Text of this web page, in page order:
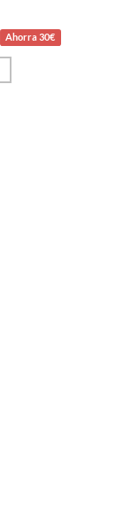
Ahorra 30€